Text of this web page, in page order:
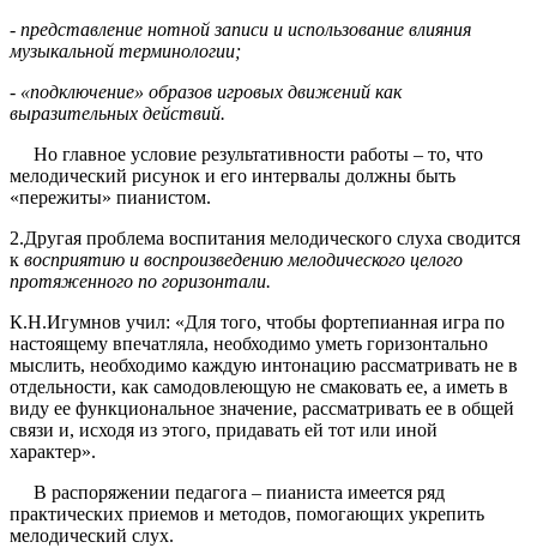
- представление нотной записи и использование влияния
музыкальной терминологии;
- «подключение» образов игровых движений как
выразительных действий.
Но главное условие результативности работы – то, что
мелодический рисунок и его интервалы должны быть
«пережиты» пианистом.
2.Другая проблема воспитания мелодического слуха сводится
к восприятию и воспроизведению мелодического целого
протяженного по горизонтали.
К.Н.Игумнов учил: «Для того, чтобы фортепианная игра по
настоящему впечатляла, необходимо уметь горизонтально
мыслить, необходимо каждую интонацию рассматривать не в
отдельности, как самодовлеющую не смаковать ее, а иметь в
виду ее функциональное значение, рассматривать ее в общей
связи и, исходя из этого, придавать ей тот или иной
характер».
В распоряжении педагога – пианиста имеется ряд
практических приемов и методов, помогающих укрепить
мелодический слух.